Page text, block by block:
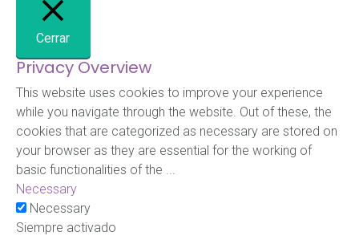
Cerrar
Privacy Overview
This website uses cookies to improve your experience
while you navigate through the website. Out of these, the
cookies that are categorized as necessary are stored on
your browser as they are essential for the working of
basic functionalities of the ...
Necessary
Necessary
Siempre activado